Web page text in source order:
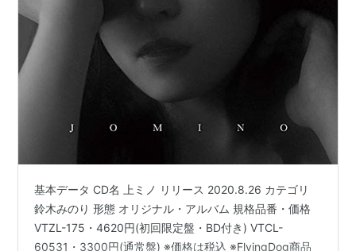
基本データ CD名 上ミノ リリース 2020.8.26 カテゴリ
鈴木みのり 形態 オリジナル・アルバム 規格品番・価格
VTZL-175・4620円(初回限定盤・BD付き) VTCL-
60531・3300円(通常盤) ※価格は税込 ※FlyingDog商品